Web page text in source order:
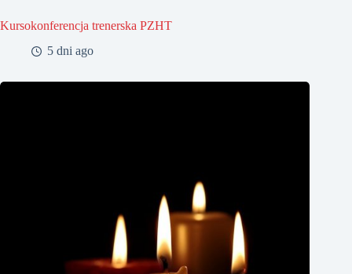
Kursokonferencja trenerska PZHT
5 dni ago